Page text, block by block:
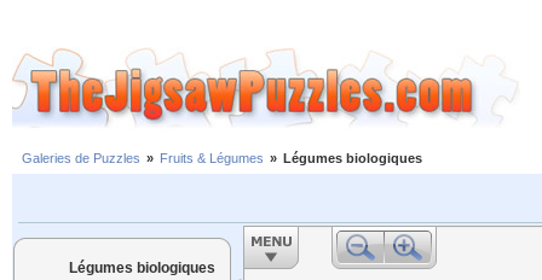
Galeries de Puzzles » Fruits & Légumes » Légumes biologiques
Légumes biologiques